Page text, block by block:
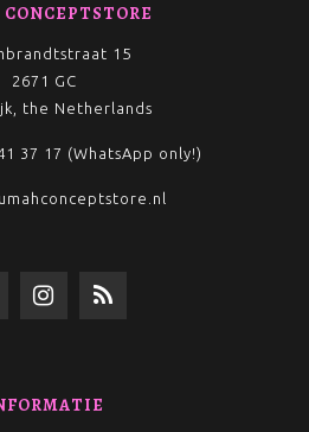
15
2671 GC
the Netherlands
37 17 (WhatsApp only!)